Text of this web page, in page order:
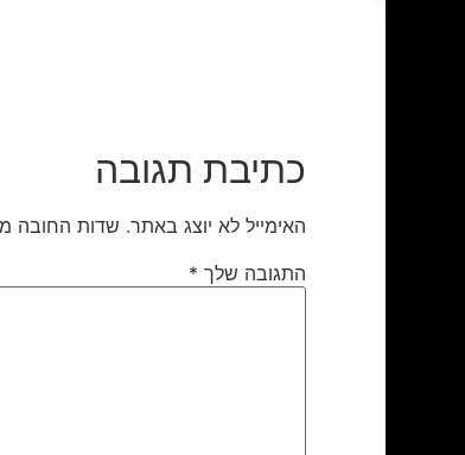
כתיבת תגובה
האימייל לא יוצג באתר. שדות החובה
התגובה שלך *